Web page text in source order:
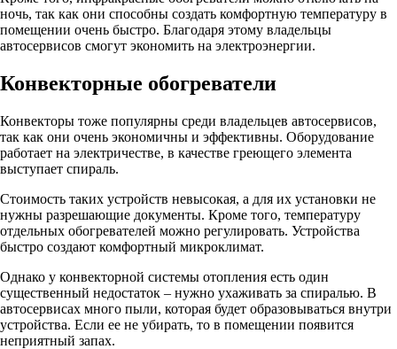
ночь, так как они способны создать комфортную температуру в
помещении очень быстро. Благодаря этому владельцы
автосервисов смогут экономить на электроэнергии.
Конвекторные обогреватели
Конвекторы тоже популярны среди владельцев автосервисов,
так как они очень экономичны и эффективны. Оборудование
работает на электричестве, в качестве греющего элемента
выступает спираль.
Стоимость таких устройств невысокая, а для их установки не
нужны разрешающие документы. Кроме того, температуру
отдельных обогревателей можно регулировать. Устройства
быстро создают комфортный микроклимат.
Однако у конвекторной системы отопления есть один
существенный недостаток – нужно ухаживать за спиралью. В
автосервисах много пыли, которая будет образовываться внутри
устройства. Если ее не убирать, то в помещении появится
неприятный запах.